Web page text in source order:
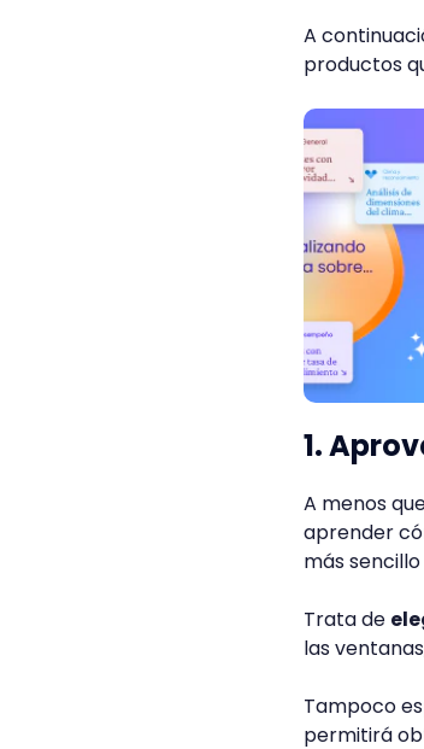
A
productos
1.
A menos
aprender
más
Trata de
las
Tampoco
permitirá